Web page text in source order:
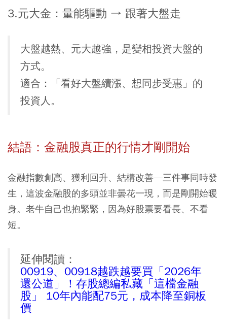
3.元大金：量能驅動 → 跟著大盤走
大盤越熱、元大越強，是變相投資大盤的
方式。
適合：「看好大盤續漲、想同步受惠」的
投資人。
結語：金融股真正的行情才剛開始
金融指數創高、獲利回升、結構改善—三件事同時發
生，這波金融股的多頭並非曇花一現，而是剛開始暖
身。老牛自己也抱緊緊，因為好股票要看長、不看
短。
延伸閱讀：
00919、00918越跌越要買「2026年
還公道」！存股總編私藏「這檔金融
股」 10年內能配75元，成本降至銅板
價